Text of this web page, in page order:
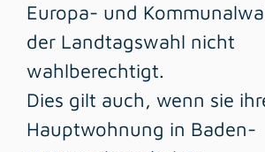
Europa- und
der Landtagswahl nicht
wahlberechtigt.
Dies gilt auch, wenn sie
Hauptwohnung in Baden-